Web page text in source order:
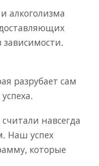
алкоголизма
разрубает сам
навсегда
Наш успех
которые